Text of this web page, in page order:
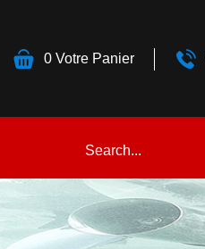
0 Votre Panier